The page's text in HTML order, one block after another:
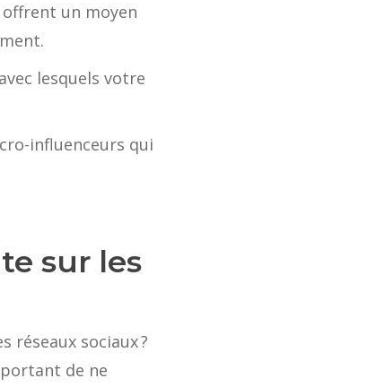
un moyen
lesquels votre
influenceurs qui
sur les
réseaux sociaux ?
de ne